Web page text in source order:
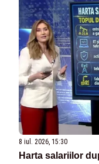
8 iul. 2026, 15:30
Harta salariilor